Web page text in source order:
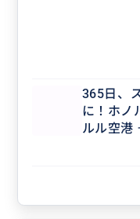
365日、
に！ホノ
ルル空